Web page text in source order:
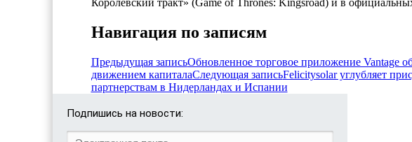
Навигация по записям
Предыдущая записьОбновленное торговое приложение Vantage
движением капиталаСледующая записьFelicitysolar углубляет
партнерствам в Нидерландах и Испании
Подпишись на новости: